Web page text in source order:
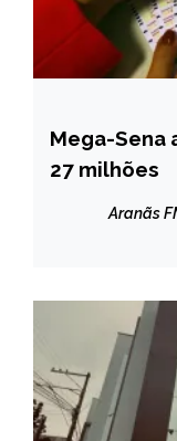
BRASIL
NOTÍCIAS
Mega-Sena
27 milhões
Aranãs